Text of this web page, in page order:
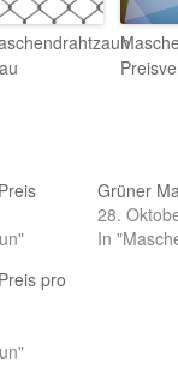
Grüner
28.
In
pro